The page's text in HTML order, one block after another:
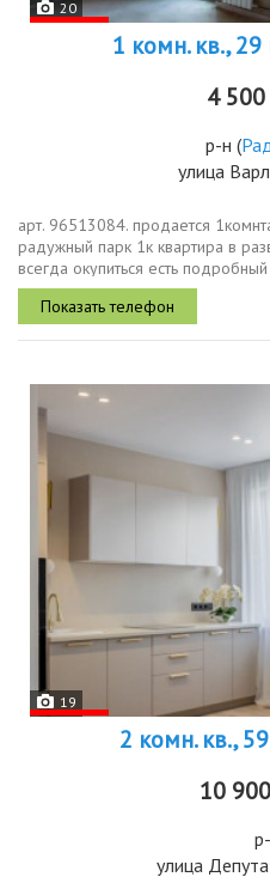
20
1 комн. кв., 29
4
р-н (
улица
арт. 96513084. продается
радужный парк 1к квартира в
всегда окупиться есть
пожалуйста, ознакомьтесь видео
фотографии....
19
2 комн. кв.,
10
улица